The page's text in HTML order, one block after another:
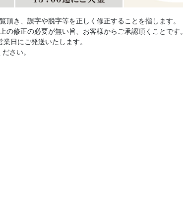
き、誤字や脱字等を正しく修正することを指します。
修正の必要が無い旨、お客様からご承認頂くことです。
日にご発送いたします。
さい。